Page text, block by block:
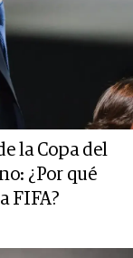
la Copa del
¿Por qué
FIFA?